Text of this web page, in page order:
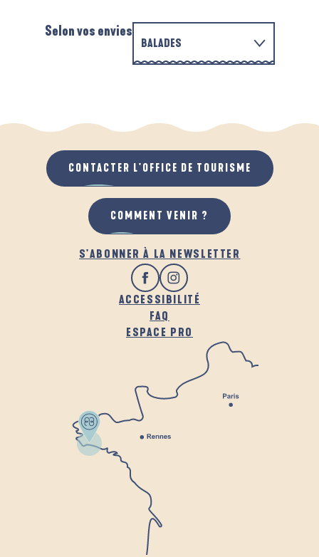
Selon vos envies
BALADES
QUAND IL PLEUT
AU GRAND AIR
PARCOURS D'INTERPRÉTATION DE L'ANSE
S'ABONNER À LA NEWSLETTER
ACCESSIBILITÉ
FAQ
ESPACE PRO
CONTACTER L'OFFICE DE TOURISME
COMMENT VENIR ?